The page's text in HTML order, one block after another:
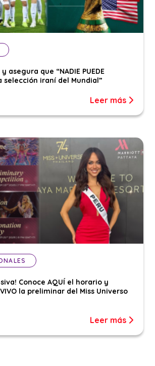
asegura que “NADIE PUEDE
selección iraní del Mundial”
Leer más
Conoce AQUÍ el horario y
la preliminar del Miss Universo
Leer más